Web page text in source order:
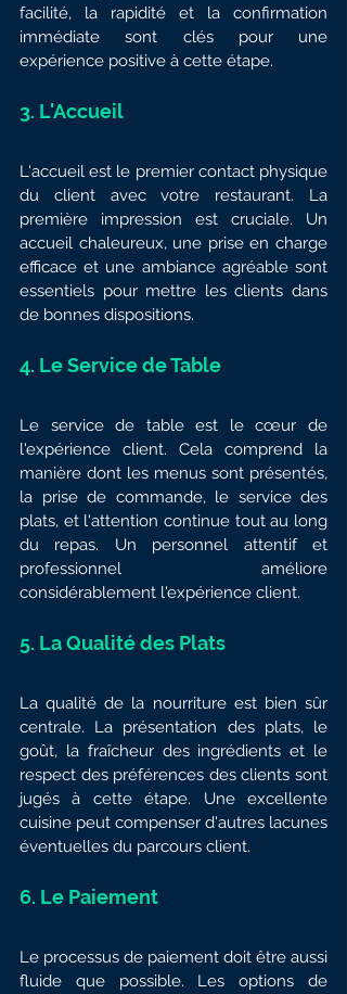
facilité, la rapidité et la confirmation
immédiate sont clés pour une
expérience positive à cette étape.
3. L'Accueil
L'accueil est le premier contact physique
du client avec votre restaurant. La
première impression est cruciale. Un
accueil chaleureux, une prise en charge
efficace et une ambiance agréable sont
essentiels pour mettre les clients dans
de bonnes dispositions.
4. Le Service de Table
Le service de table est le cœur de
l'expérience client. Cela comprend la
manière dont les menus sont présentés,
la prise de commande, le service des
plats, et l'attention continue tout au long
du repas. Un personnel attentif et
professionnel améliore
considérablement l'expérience client.
5. La Qualité des Plats
La qualité de la nourriture est bien sûr
centrale. La présentation des plats, le
goût, la fraîcheur des ingrédients et le
respect des préférences des clients sont
jugés à cette étape. Une excellente
cuisine peut compenser d'autres lacunes
éventuelles du parcours client.
6. Le Paiement
Le processus de paiement doit être aussi
fluide que possible. Les options de